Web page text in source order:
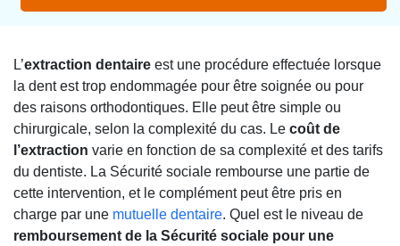
L’extraction dentaire est une procédure effectuée lorsque
la dent est trop endommagée pour être soignée ou pour
des raisons orthodontiques. Elle peut être simple ou
chirurgicale, selon la complexité du cas. Le coût de
l’extraction varie en fonction de sa complexité et des tarifs
du dentiste. La Sécurité sociale rembourse une partie de
cette intervention, et le complément peut être pris en
charge par une mutuelle dentaire. Quel est le niveau de
remboursement de la Sécurité sociale pour une